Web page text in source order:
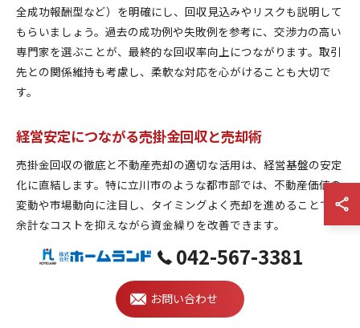
全成功報酬型など）を明確にし、回収見込みやリスクも説明して
もらいましょう。過去の成功例や失敗例を参考に、交渉力の高い
専門家を選ぶことが、最終的な回収率向上につながります。取引
先との関係維持も考慮し、柔軟な対応を心がけることも大切で
す。
経営安定につながる売掛金回収と売却術
売掛金回収の徹底と不動産売却の適切な活用は、経営基盤の安定
化に直結します。特に立川市のような都市部では、不動産価値の
変動や市場動向に注目し、タイミングよく売却を進めることで、
余計なコストを抑えながら資金繰りを改善できます。
経営者としては、日頃から売掛金管理の体制整備や、万が一に備
活用し、現場で使える知識を身につけておくことで、不測の事態
にも迅速かつ柔軟に対応できるようになります。経営安定のため
042-567-3381
お問い合わせ